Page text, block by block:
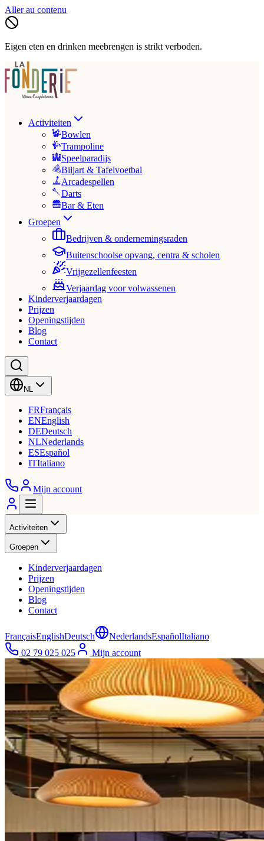
Aller au contenu
Eigen eten en drinken meebrengen is strikt verboden.
Activiteiten
Bowlen
Trampoline
Speelparadijs
Biljart & Tafelvoetbal
Arcadespellen
Darts
Bar & Eten
Groepen
Bedrijven & ondernemingsraden
Buitenschoolse opvang, centra & scholen
Vrijgezellenfeesten
Verjaardag voor volwassenen
Kinderverjaardagen
Prijzen
Openingstijden
Blog
Contact
NL
FRFrançais
ENEnglish
DEDeutsch
NLNederlands
ESEspañol
ITItaliano
Mijn account
Activiteiten
Groepen
Kinderverjaardagen
Prijzen
Openingstijden
Blog
Contact
FrançaisEnglishDeutsch NederlandsEspañolItaliano
02 79 025 025
Mijn account